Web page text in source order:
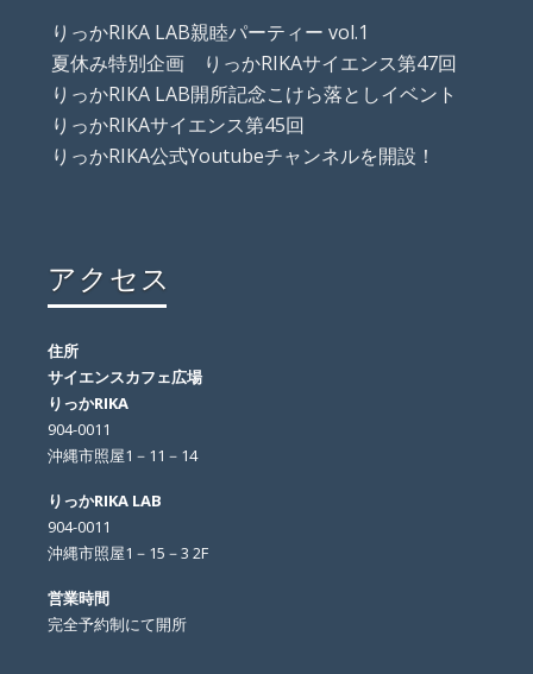
りっかRIKA LAB親睦パーティー vol.1
夏休み特別企画 りっかRIKAサイエンス第47回
りっかRIKA LAB開所記念こけら落としイベント
りっかRIKAサイエンス第45回
りっかRIKA公式Youtubeチャンネルを開設！
アクセス
住所
サイエンスカフェ広場
りっかRIKA
904-0011
沖縄市照屋1－11－14
りっかRIKA LAB
904-0011
沖縄市照屋1－15－3 2F
営業時間
完全予約制にて開所